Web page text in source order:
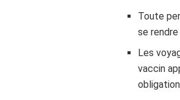
Toute
se
Les
vaccin